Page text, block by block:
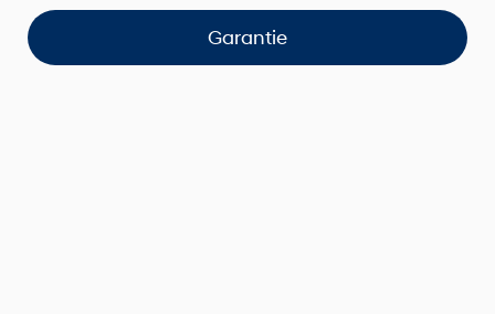
Garantie